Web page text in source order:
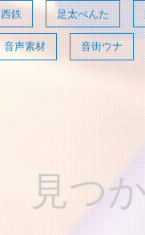
西鉄 足太ぺんた
音声素材 音街ウナ
見つ